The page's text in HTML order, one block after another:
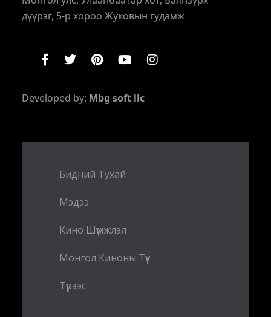
дүүрэг, 5-р хороо Жуковын гудамж
Developed by: Mbg soft llc
Бидний Тухай
Мэдээ
Кино Шүүмжлэл
Монгол Киноны Түүх
Түрээс